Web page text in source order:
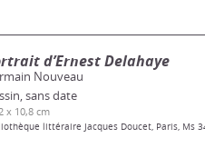
d’Ernest Delahaye
Nouveau
sans date
x 10,8 cm
littéraire Jacques Doucet, Paris, Ms